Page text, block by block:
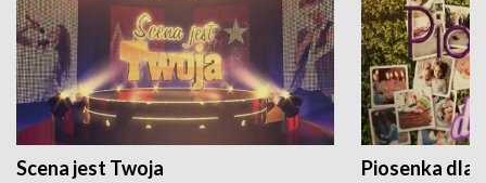
Scena jest Twoja Piosenka dla